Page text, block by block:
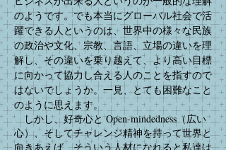
のようです。でも本当にグローバル社会で活
躍できる人というのは、世界中の様々な民族
の政治や文化、宗教、言語、立場の違いを理
解し、その違いを乗り越えて、より高い目標
に向かって協力し合える人のことを指すので
はないでしょうか。一見、とても困難なこと
のように思えます。
しかし、好奇心と Open-mindedness（広い
心）、そしてチャレンジ精神を持って世界と
向きあえば、そういう人材になれると私達は